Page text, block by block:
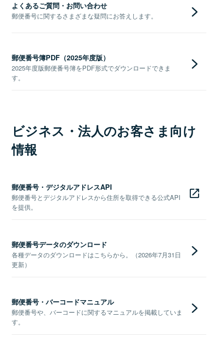
よくあるご質問・お問い合わせ
郵便番号に関するさまざまな疑問にお答えします。
郵便番号簿PDF（2025年度版）
2025年度版郵便番号簿をPDF形式でダウンロードできま
す。
ビジネス・法人のお客さま向け
情報
郵便番号・デジタルアドレスAPI
郵便番号とデジタルアドレスから住所を取得できる公式API
を提供。
郵便番号データのダウンロード
各種データのダウンロードはこちらから。（2026年7月31日
更新）
郵便番号・バーコードマニュアル
郵便番号や、バーコードに関するマニュアルを掲載していま
す。